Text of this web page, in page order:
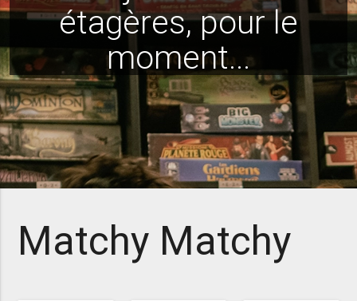
étagères, pour le
moment...
Matchy Matchy